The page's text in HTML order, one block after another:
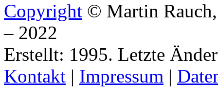
Copyright © Martin
– 2022
Erstellt: 1995. Letzte
Kontakt | Impressum |